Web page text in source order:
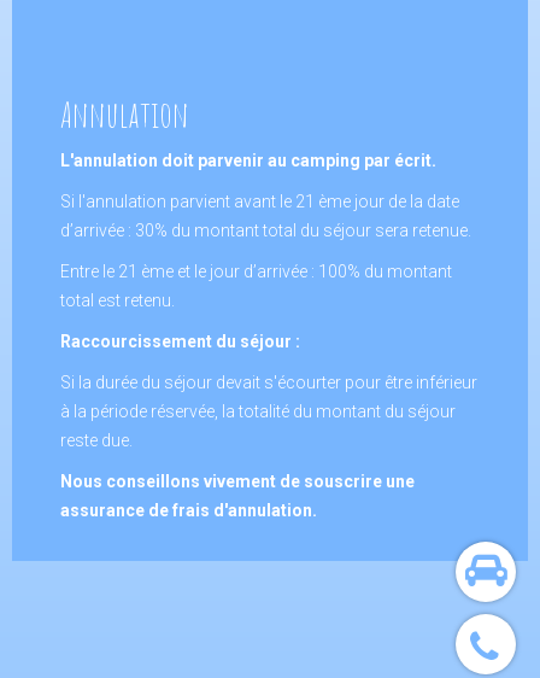
Annulation
L'annulation doit parvenir au camping par écrit.
Si l'annulation parvient avant le 21 ème jour de la date
d’arrivée : 30% du montant total du séjour sera retenue.
Entre le 21 ème et le jour d’arrivée : 100% du montant
total est retenu.
Raccourcissement du séjour :
Si la durée du séjour devait s'écourter pour être inférieur
à la période réservée, la totalité du montant du séjour
reste due.
Nous conseillons vivement de souscrire une
assurance de frais d'annulation.